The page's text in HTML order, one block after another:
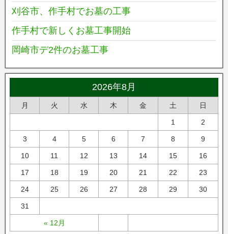
刈谷市、作手村でお墓の工事
作手村で新しくお墓工事開始
岡崎市デ2件のお墓工事
2026年8月
月 火 水 木 金 土 日
« 12月
1 2
3 4 5 6 7 8 9
10 11 12 13 14 15 16
17 18 19 20 21 22 23
24 25 26 27 28 29 30
31